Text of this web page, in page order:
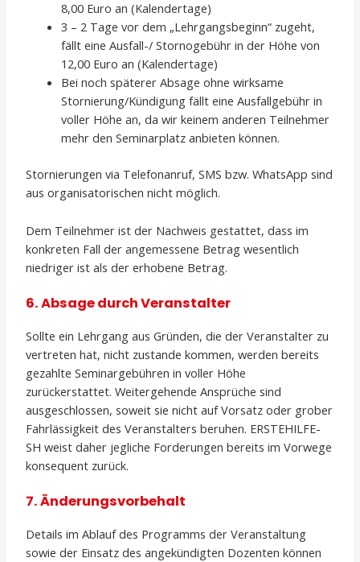
8,00 Euro an (Kalendertage)
3 – 2 Tage vor dem „Lehrgangsbeginn“ zugeht,
fällt eine Ausfall-/ Stornogebühr in der Höhe von
12,00 Euro an (Kalendertage)
Bei noch späterer Absage ohne wirksame
Stornierung/Kündigung fällt eine Ausfallgebühr in
voller Höhe an, da wir keinem anderen Teilnehmer
mehr den Seminarplatz anbieten können.
Stornierungen via Telefonanruf, SMS bzw. WhatsApp sind
aus organisatorischen nicht möglich.
Dem Teilnehmer ist der Nachweis gestattet, dass im
konkreten Fall der angemessene Betrag wesentlich
niedriger ist als der erhobene Betrag.
6. Absage durch Veranstalter
Sollte ein Lehrgang aus Gründen, die der Veranstalter zu
vertreten hat, nicht zustande kommen, werden bereits
gezahlte Seminargebühren in voller Höhe
zurückerstattet. Weitergehende Ansprüche sind
ausgeschlossen, soweit sie nicht auf Vorsatz oder grober
Fahrlässigkeit des Veranstalters beruhen. ERSTEHILFE-
SH weist daher jegliche Forderungen bereits im Vorwege
konsequent zurück.
7. Änderungsvorbehalt
Details im Ablauf des Programms der Veranstaltung
sowie der Einsatz des angekündigten Dozenten können